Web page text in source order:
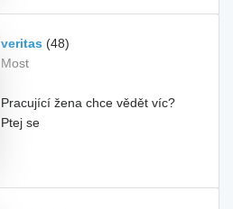
veritas (48)
Most
Pracující žena chce vědět víc?
Ptej se